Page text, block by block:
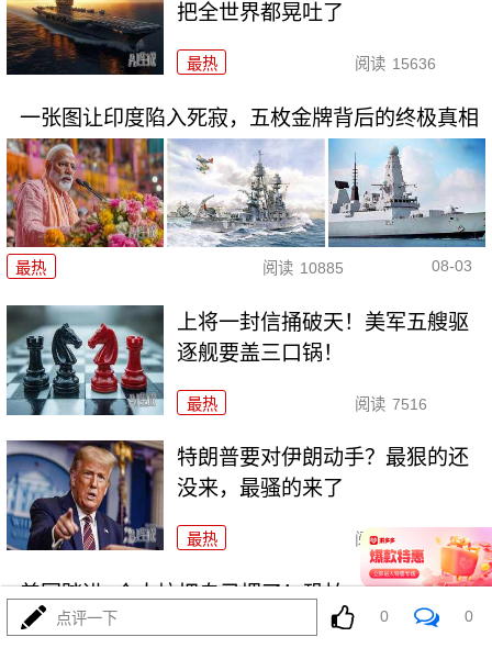
把全世界都晃吐了
最热 阅读 15636
一张图让印度陷入死寂，五枚金牌背后的终极真相
最热 阅读 10885 08-03
上将一封信捅破天！美军五艘驱
逐舰要盖三口锅！
最热 阅读 7516
特朗普要对伊朗动手？最狠的还
没来，最骚的来了
最热 阅读 6091
美国踏进3个大坑把自己埋了！恐怕一个都爬不出
点评一下 0 0